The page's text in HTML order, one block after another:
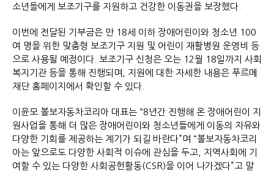
소년들에게 보조기구를 지원하고 건강한 이동권을 보장했다.
이번에 전달된 기부금은 만 18세 이하 장애어린이와 청소년 100
여 명을 위한 맞춤형 보조기구 지원 및 어린이 재활병원 운영비 등
으로 사용될 예정이다. 보조기구 신청은 오는 12월 18일까지 사회
복지기관 등을 통해 진행되며, 지원에 대한 자세한 내용은 푸르메
재단 홈페이지에서 확인할 수 있다.
이윤모 볼보자동차코리아 대표는 “8년간 진행해 온 장애어린이 지
원사업을 통해 더 많은 장애어린이와 청소년들에게 이동의 자유와
다양한 기회를 제공하는 계기가 되길 바란다”며 “볼보자동차코리
아는 앞으로도 다양한 사회적 이슈에 관심을 두고, 지역사회에 기
여할 수 있는 다양한 사회공헌활동(CSR)을 이어 나가겠다”고 말